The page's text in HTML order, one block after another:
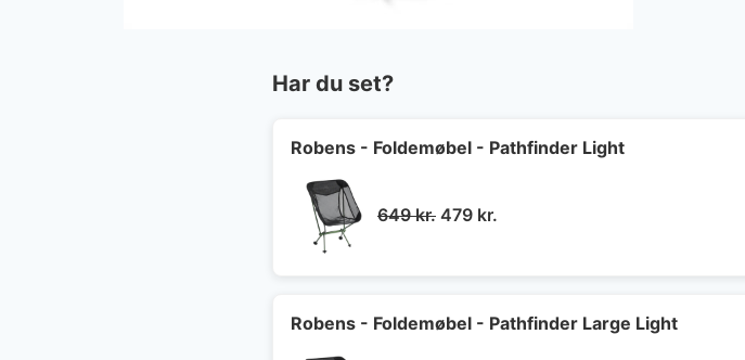
Har du set?
Robens - Foldemøbel - Pathfinder Light
649kr. Den
649 kr..
479 kr.
479 kr..
Robens - Foldemøbel - Pathfinder Large Light